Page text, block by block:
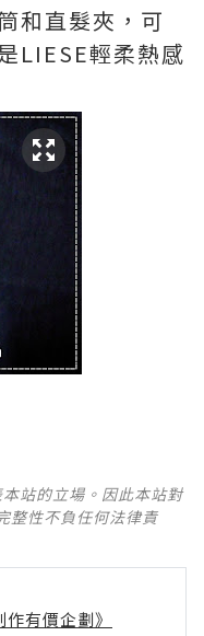
和直髮夾，可
LIESE輕柔熱感
站的立場。因此本站對
整性不負任何法律責
有價企劃》